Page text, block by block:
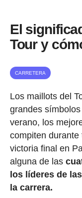
El
Tour y
CARRETERA
Los maillots del
grandes
verano, los
compiten
victoria final en
alguna de las
los líderes de
la carrera.